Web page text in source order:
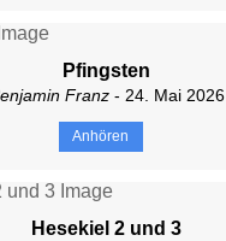
Pfingsten
Franz- 24. Mai 2026
Anhören
Hesekiel 2 und 3